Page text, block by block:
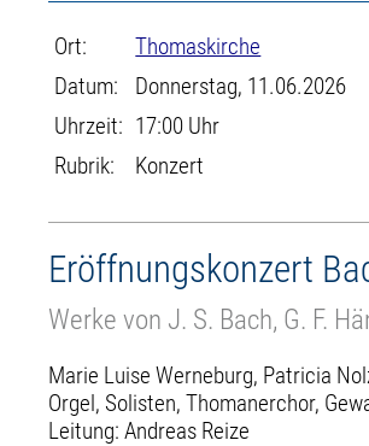
Ort:
Thomaskirche
Datum:
Donnerstag, 11.06.2026
Uhrzeit: 17:00 Uhr
Rubrik:
Konzert
Eröffnungskonzert
Werke von J. S. Bach, G. F.
Marie Luise Werneburg, Patricia
Orgel, Solisten, Thomanerchor,
Leitung: Andreas Reize